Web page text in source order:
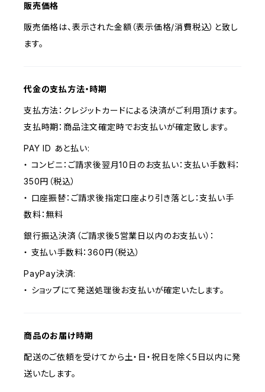
販売価格
販売価格は、表示された金額（表示価格/消費税込）と致し
ます。
代金の支払方法・時期
支払方法：クレジットカードによる決済がご利用頂けます。
支払時期：商品注文確定時でお支払いが確定致します。
PAY ID あと払い:
・ コンビニ：ご請求後翌月10日のお支払い：支払い手数料：
350円（税込）
・ 口座振替：ご請求後指定口座より引き落とし：支払い手
数料：無料
銀行振込決済（ご請求後5営業日以内のお支払い）：
・ 支払い手数料：360円（税込）
PayPay決済:
・ ショップにて発送処理後お支払いが確定いたします。
商品のお届け時期
配送のご依頼を受けてから土・日・祝日を除く5日以内に発
送いたします。